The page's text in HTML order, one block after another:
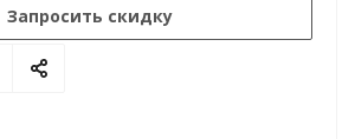
Запросить скидку